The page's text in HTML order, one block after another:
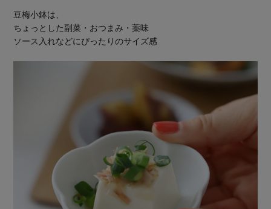
豆梅小鉢は、
ちょっとした副菜・おつまみ・薬味
ソース入れなどにぴったりのサイズ感